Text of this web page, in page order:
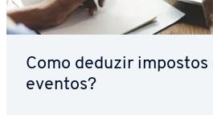
Como deduzir impostos
eventos?